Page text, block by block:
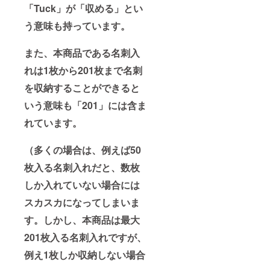
「Tuck」が「収める」とい
う意味も持っています。
また、本商品である名刺入
れは1枚から201枚まで名刺
を収納することができると
いう意味も「201」には含ま
れています。
（多くの場合は、例えば50
枚入る名刺入れだと、数枚
しか入れていない場合には
スカスカになってしまいま
す。しかし、本商品は最大
201枚入る名刺入れですが、
例え1枚しか収納しない場合